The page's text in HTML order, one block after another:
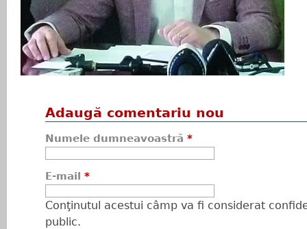
Adaugă comentariu nou
Numele dumneavoastră *
E-mail *
Conţinutul acestui câmp va fi considerat
public.